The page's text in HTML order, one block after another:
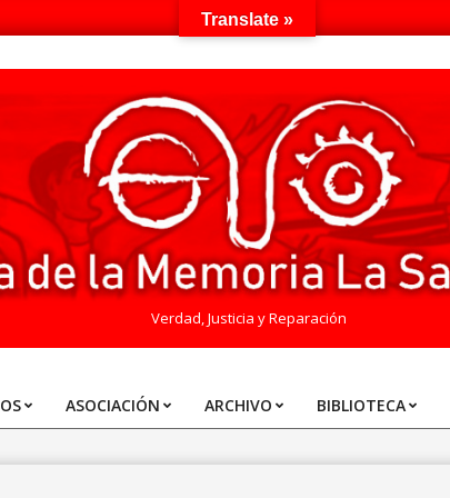
Verdad, Justicia y Reparación
ASOCIACIÓN ARCHIVO BIBLIOTECA
Translate »